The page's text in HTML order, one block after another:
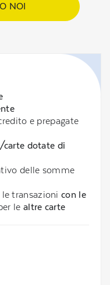
NOI
e prepagate
dotate di
delle somme
le transazioni con le
le altre carte